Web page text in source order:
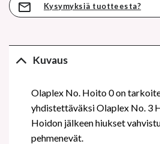
Kysymyksiä tuotteesta?
Kuvaus
Olaplex No. Hoito 0 on
yhdistettäväksi Olaplex No. 3
Hoidon jälkeen hiukset
pehmenevät.